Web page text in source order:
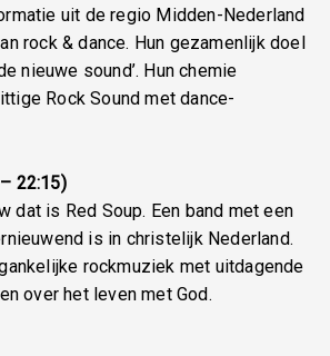
uit de regio Midden-Nederland
rock & dance. Hun gezamenlijk doel
nieuwe sound’. Hun chemie
Rock Sound met dance-
22:15)
dat is Red Soup. Een band met een
is in christelijk Nederland.
rockmuziek met uitdagende
over het leven met God.